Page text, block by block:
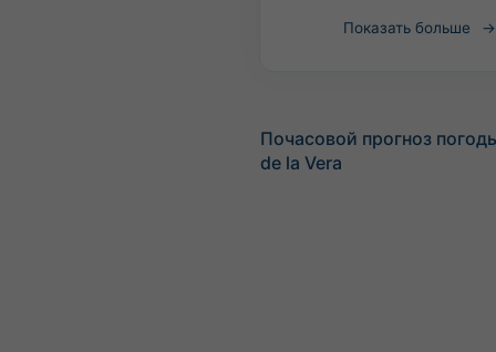
Показать больше
Почасовой прогноз
de la Vera